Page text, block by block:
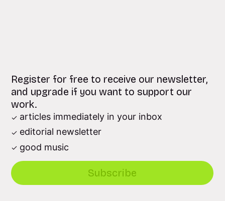
Register for free to receive our newsletter,
and upgrade if you want to support our
work.
articles immediately in your inbox
editorial newsletter
good music
Subscribe